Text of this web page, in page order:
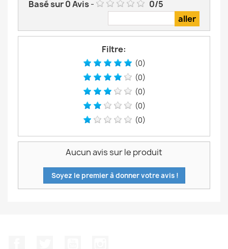
Basé sur0Avis- 0/5
Filtre:
(0)
(0)
(0)
(0)
(0)
Aucun avis sur le produit
Soyez le premier à donner votre avis !